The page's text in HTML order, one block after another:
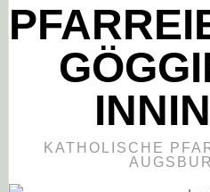
KATHOLISCHE